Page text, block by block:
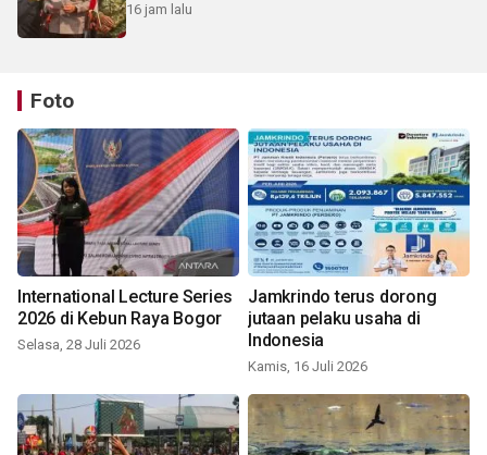
16 jam lalu
Foto
International Lecture Series
2026 di Kebun Raya Bogor
Selasa, 28 Juli 2026
Jamkrindo terus dorong
jutaan pelaku usaha di
Indonesia
Kamis, 16 Juli 2026